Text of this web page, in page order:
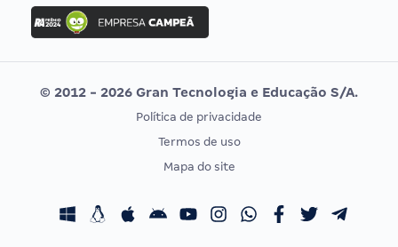
Concurso Ibama
Concurso MPU
Editais publicados
Vunesp
CONCURSOS POR PROFISSÃO
Concursos Fiscais
EXAME DE ORDEM
Calendário OAB
© 2012 - 2026 Gran Tecnologia e Educação S/A.
Política de privacidade
Termos de uso
Mapa do site